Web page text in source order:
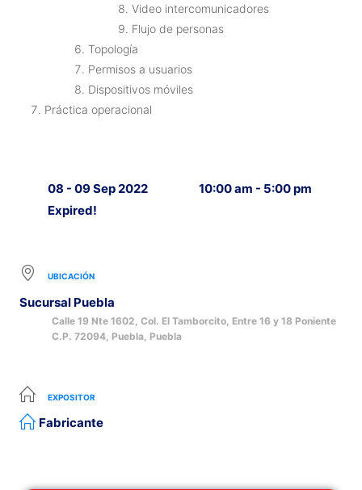
Video intercomunicadores
Flujo de personas
Topología
Permisos a usuarios
Dispositivos móviles
Práctica operacional
08 - 09 Sep 2022
Expired!
10:00 am - 5:00 pm
UBICACIÓN
Sucursal Puebla
Calle 19 Nte 1602, Col. El Tamborcito, Entre 16 y 18 Poniente
C.P. 72094, Puebla, Puebla
EXPOSITOR
Fabricante